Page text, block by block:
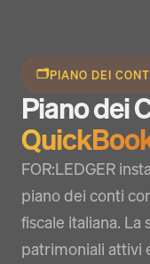
🗂️PIANO DEI
Piano dei
FOR:LEDGER
piano dei conti
fiscale italiana.
patrimoniali attivi